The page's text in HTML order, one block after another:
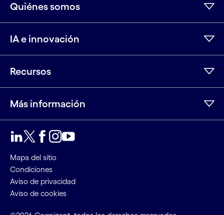
Quiénes somos
IA e innovación
Recursos
Más información
Mapa del sitio
Condiciones
Aviso de privacidad
Aviso de cookies